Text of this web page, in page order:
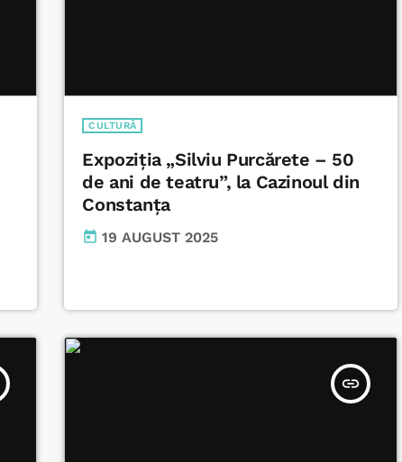
CULTURĂ
Expoziția „Silviu Purcărete – 50
de ani de teatru”, la Cazinoul din
Constanța
today 19 AUGUST 2025
insert_link